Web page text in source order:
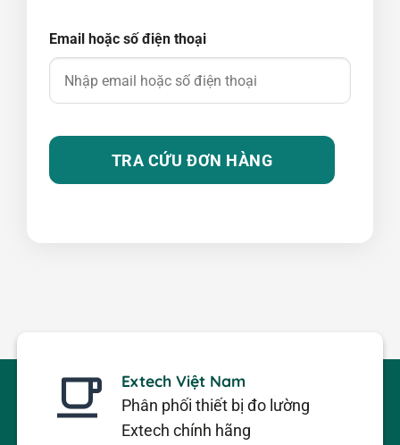
Email hoặc số điện thoại
TRA CỨU ĐƠN HÀNG
Extech Việt Nam
Phân phối thiết bị đo lường
Extech chính hãng